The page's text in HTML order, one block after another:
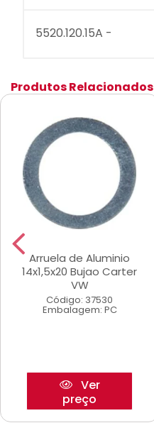
5520.120.15A -
Produtos Relacionados
Arruela de Aluminio
14x1,5x20 Bujao Carter
VW
Código: 37530
Embalagem: PC
Ver
preço